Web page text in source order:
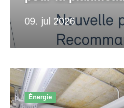
09. jul 2026
Énergie